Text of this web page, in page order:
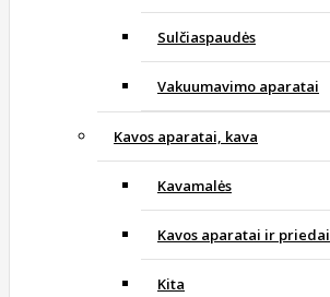
Sulčiaspaudės
Vakuumavimo aparatai
Kavos aparatai, kava
Kavamalės
Kavos aparatai ir priedai
Kita